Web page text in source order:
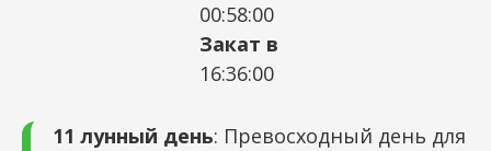
00:58:00
Закат в
16:36:00
11 лунный день: Превосходный день для